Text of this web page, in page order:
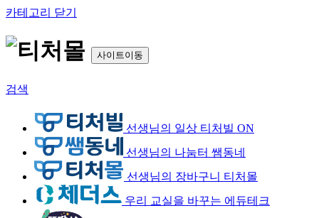
카테고리 닫기
사이트이동
검색
선생님의 일상 티처빌 ON
선생님의 나눔터 쌤동네
선생님의 장바구니 티처몰
우리 교실을 바꾸는 에듀테크